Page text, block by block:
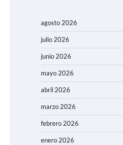
agosto 2026
julio 2026
junio 2026
mayo 2026
abril 2026
marzo 2026
febrero 2026
enero 2026